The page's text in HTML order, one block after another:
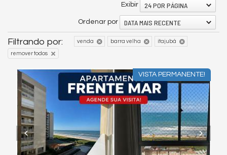
Exibir 24 POR PÁGINA
Ordenar por DATA MAIS RECENTE
Filtrando por: venda barra velha itajubá
remover todos
VISTA PERMANENTE!